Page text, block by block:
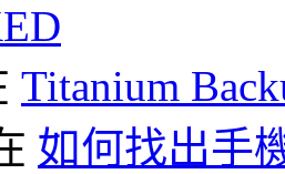
Titanium
如何找出手